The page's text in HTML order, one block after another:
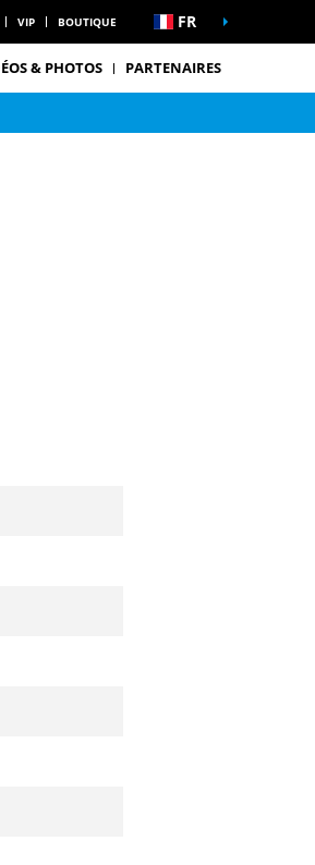
VIP BOUTIQUE FR
& PHOTOS PARTENAIRES